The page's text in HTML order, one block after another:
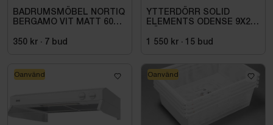
BADRUMSMÖBEL NORTIQ
BERGAMO VIT MATT 60
350 kr · 7 bud
YTTERDÖRR SOLID
ELEMENTS ODENSE 9X20
1 550 kr · 15 bud
Oanvänd Oanvänd